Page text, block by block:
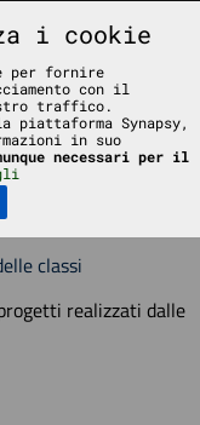
- Roma
Menu
classi
realizzati dalle
i cookie
per fornire
con il
traffico.
piattaforma Synapsy,
in suo
necessari per il